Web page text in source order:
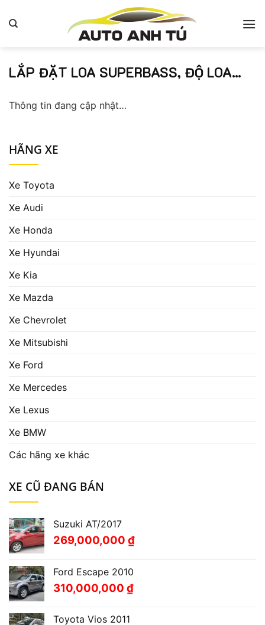
qua
LẮP ĐẶT LOA SUPERBASS, ĐỘ LOA…
Thông tin đang cập nhật…
HÃNG XE
Xe Toyota
Xe Audi
Xe Honda
Xe Hyundai
Xe Kia
Xe Mazda
Xe Chevrolet
Xe Mitsubishi
Xe Ford
Xe Mercedes
Xe Lexus
Xe BMW
Các hãng xe khác
XE CŨ ĐANG BÁN
Suzuki AT/2017
269,000,000 ₫
Ford Escape 2010
310,000,000 ₫
Toyota Vios 2011